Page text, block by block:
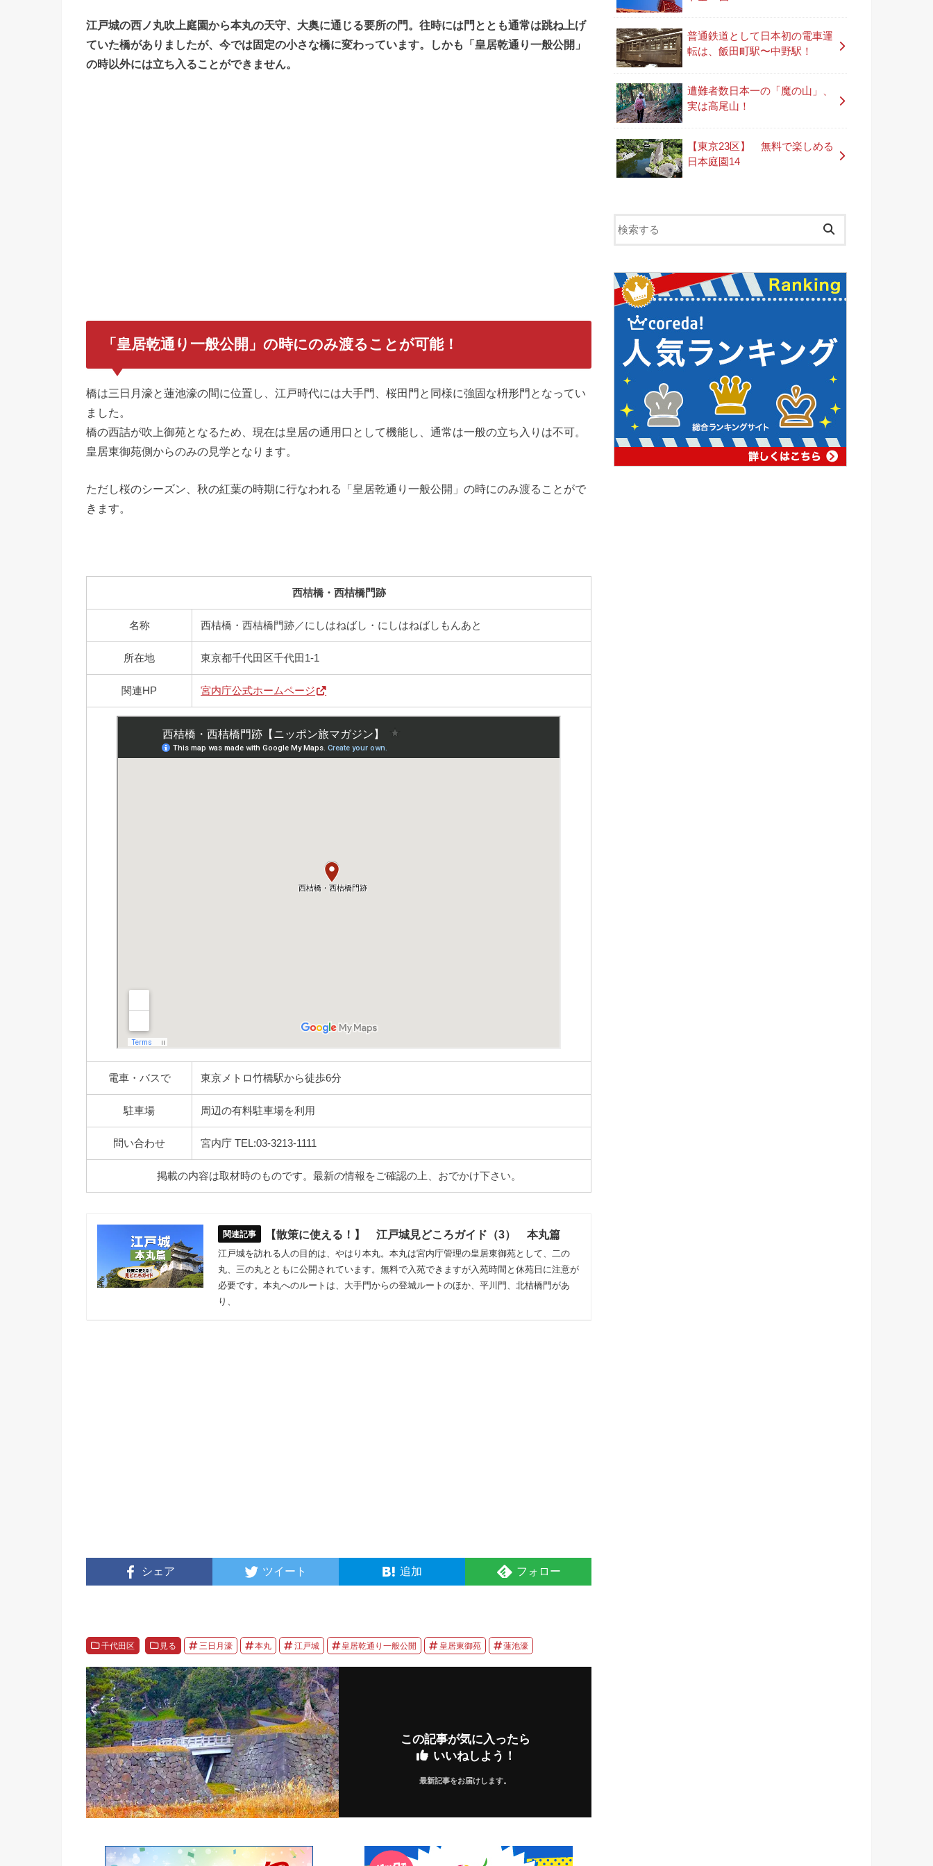
江戸城の西ノ丸吹上庭園から本丸の天守、大奥に通じる要所の門。往時には門ととも通常は跳ね上げ
ていた橋がありましたが、今では固定の小さな橋に変わっています。しかも「皇居乾通り一般公開」
の時以外には立ち入ることができません。
「皇居乾通り一般公開」の時にのみ渡ることが可能！
橋は三日月濠と蓮池濠の間に位置し、江戸時代には大手門、桜田門と同様に強固な枡形門となってい
ました。
橋の西詰が吹上御苑となるため、現在は皇居の通用口として機能し、通常は一般の立ち入りは不可。
皇居東御苑側からのみの見学となります。
ただし桜のシーズン、秋の紅葉の時期に行なわれる「皇居乾通り一般公開」の時にのみ渡ることがで
きます。
西桔橋・西桔橋門跡
名称 西桔橋・西桔橋門跡／にしはねばし・にしはねばしもんあと
所在地 東京都千代田区千代田1-1
関連HP 宮内庁公式ホームページ
電車・バスで 東京メトロ竹橋駅から徒歩6分
駐車場 周辺の有料駐車場を利用
問い合わせ 宮内庁 TEL:03-3213-1111
掲載の内容は取材時のものです。最新の情報をご確認の上、おでかけ下さい。
【散策に使える！】 江戸城見どころガイド（3） 本丸篇
江戸城を訪れる人の目的は、やはり本丸。本丸は宮内庁管理の皇居東御苑として、二の
丸、三の丸とともに公開されています。無料で入苑できますが入苑時間と休苑日に注意が
必要です。本丸へのルートは、大手門からの登城ルートのほか、平川門、北桔橋門があ
り、
シェア ツイート 追加 フォロー
千代田区 見る 三日月濠 本丸 江戸城 皇居乾通り一般公開 皇居東御苑 蓮池濠
この記事が気に入ったら
いいねしよう！
最新記事をお届けします。
普通鉄道として日本初の電車運
転は、飯田町駅〜中野駅！
遭難者数日本一の「魔の山」、
実は高尾山！
【東京23区】 無料で楽しめる
日本庭園14